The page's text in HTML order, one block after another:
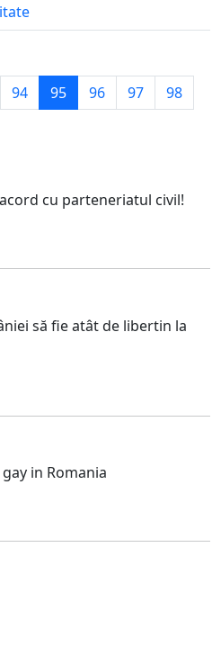
94 95 96 97
98
cu parteneriatul civil!
să fie atât de libertin la
in Romania